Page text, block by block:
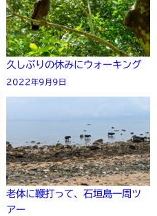
久しぶりの休みにウォーキング
2022年9月9日
老体に鞭打って、石垣島一周ツ
アー